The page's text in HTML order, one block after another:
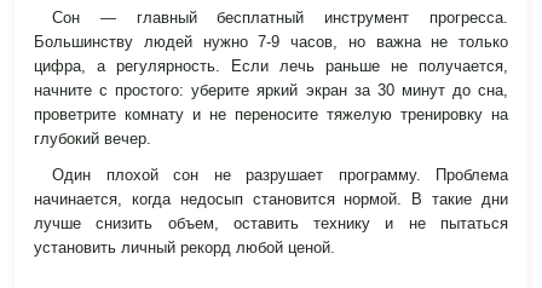
Сон — главный бесплатный инструмент прогресса.
Большинству людей нужно 7-9 часов, но важна не только
цифра, а регулярность. Если лечь раньше не получается,
начните с простого: уберите яркий экран за 30 минут до сна,
проветрите комнату и не переносите тяжелую тренировку на
глубокий вечер.
Один плохой сон не разрушает программу. Проблема
начинается, когда недосып становится нормой. В такие дни
лучше снизить объем, оставить технику и не пытаться
установить личный рекорд любой ценой.